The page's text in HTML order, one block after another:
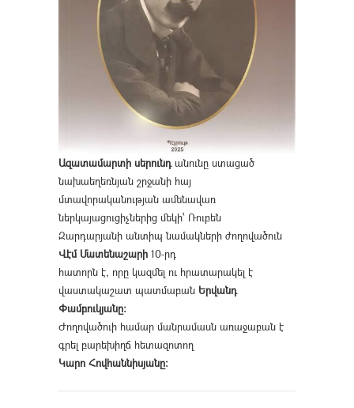
Ազատամարտի սերունդանունը ստացած
նախաեղեռնյան շրջանի հայ
մտավորականության ամենավառ
ներկայացուցիչներից մեկի՝ Ռուբեն
Զարդարյանի անտիպ նամակների ժողովածուն
Վէմ Մատենաշարի 10-րդ
հատորն է, որը կազմել ու հրատարակել է
վաստակաշատ պատմաբան Երվանդ
Փամբուկյանը։
Ժողովածուի համար մանրամասն առաջաբան է
գրել բարեխիղճ հետազոտող
Կարո Հովհաննիսյանը։